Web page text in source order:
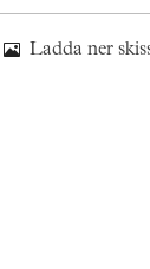
Ladda ner